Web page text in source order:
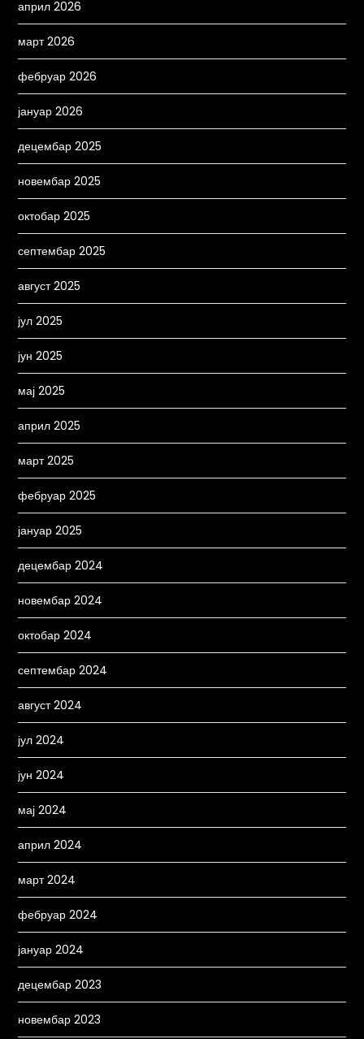
април 2026
март 2026
фебруар 2026
јануар 2026
децембар 2025
новембар 2025
октобар 2025
септембар 2025
август 2025
јул 2025
јун 2025
мај 2025
април 2025
март 2025
фебруар 2025
јануар 2025
децембар 2024
новембар 2024
октобар 2024
септембар 2024
август 2024
јул 2024
јун 2024
мај 2024
април 2024
март 2024
фебруар 2024
јануар 2024
децембар 2023
новембар 2023